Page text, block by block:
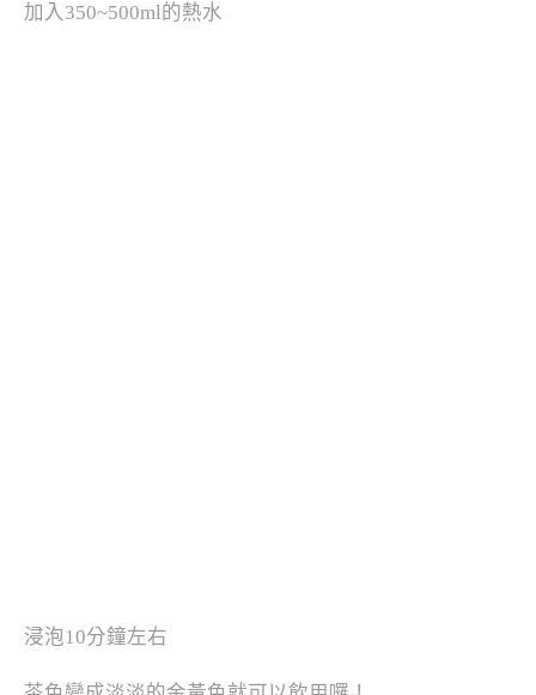
加入350~500ml的熱水
浸泡10分鐘左右